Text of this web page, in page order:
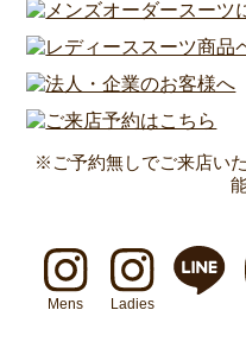
※ご予約無しでご来店い
Mens Ladies